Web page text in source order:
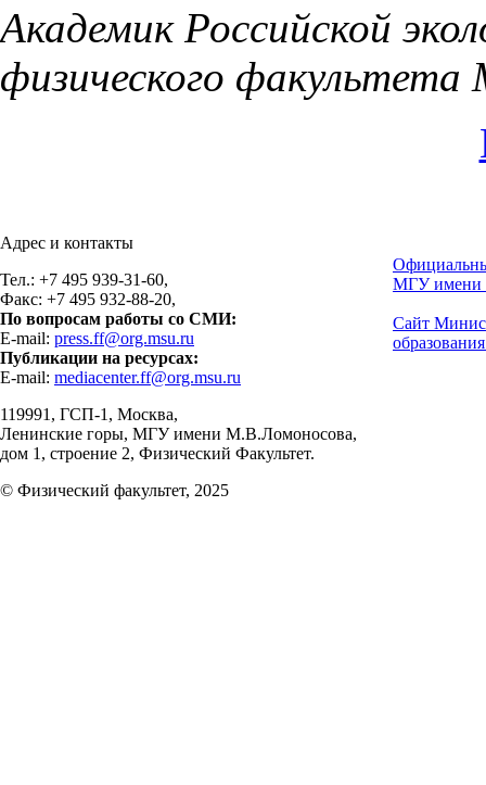
Академик Российской
физического
Адрес и контакты
Тел.: +7 495 939-31-60,
Факс: +7 495 932-88-20,
По вопросам работы со СМИ:
E-mail: press.ff@org.msu.ru
Публикации на ресурсах:
E-mail: mediacenter.ff@org.msu.ru
119991, ГСП-1, Москва,
Ленинские горы, МГУ имени М.В.Ломоносова,
дом 1, строение 2, Физический Факультет.
© Физический факультет, 2025
МГУ имени
Сайт